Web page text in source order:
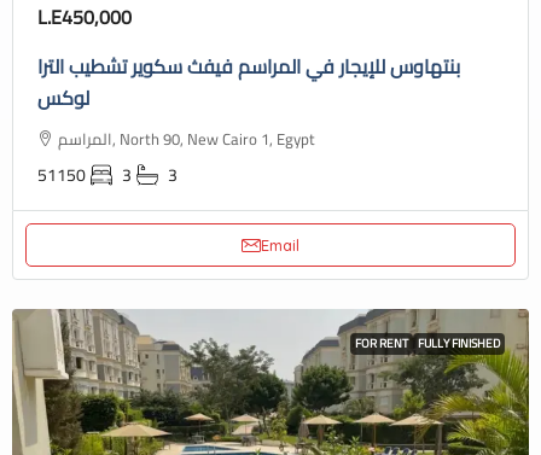
L.E450,000
بنتهاوس للإيجار في المراسم فيفث سكوير تشطيب الترا
لوكس
المراسم, North 90, New Cairo 1, Egypt
51150 3 3
Email
FOR RENT FULLY FINISHED